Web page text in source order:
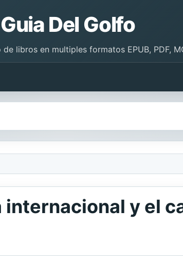
Guia Del Golfo
libros en multiples formatos EPUB, PDF,
y el